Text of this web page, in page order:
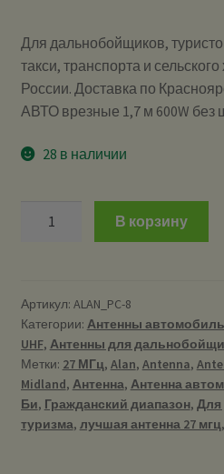
Для дальнобойщиков,
такси, транспорта и
России. Доставка по
АВТО врезные 1,7 м 600W без
28 в наличии
-
антенна
автомобильная
27
МГц
(CB)
В корзину
Артикул: ALAN_PC-8
Категории: Антенны
UHF, Антенны для
Метки: 27 МГц, Alan, Antenna,
Midland, Антенна, Антенна
Би, Гражданский диапазон, Для
туризма, лучшая антенна 27 мгц,